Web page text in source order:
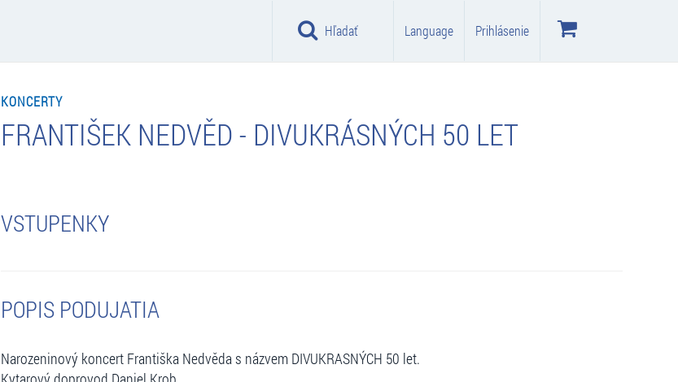
Hľadať Language Prihlásenie
KONCERTY
FRANTIŠEK NEDVĚD - DIVUKRÁSNÝCH 50 LET
VSTUPENKY
POPIS PODUJATIA
Narozeninový koncert Františka Nedvěda s názvem DIVUKRASNÝCH 50 let.